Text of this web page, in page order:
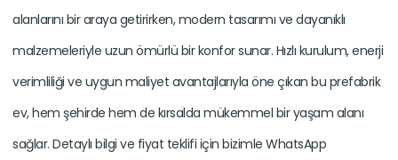
alanlarını bir araya getirirken, modern tasarımı ve dayanıklı
malzemeleriyle uzun ömürlü bir konfor sunar. Hızlı kurulum, enerji
verimliliği ve uygun maliyet avantajlarıyla öne çıkan bu prefabrik
ev, hem şehirde hem de kırsalda mükemmel bir yaşam alanı
sağlar. Detaylı bilgi ve fiyat teklifi için bizimle WhatsApp